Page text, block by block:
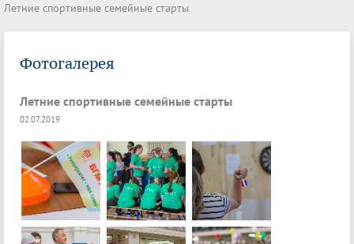
Летние спортивные семейные старты
Фотогалерея
Летние спортивные семейные старты
02.07.2019